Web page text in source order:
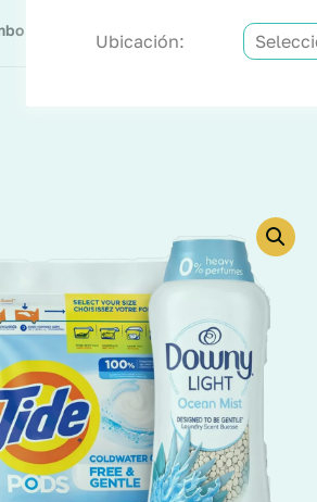
Ubicación:
De Lavado Tide&Downy